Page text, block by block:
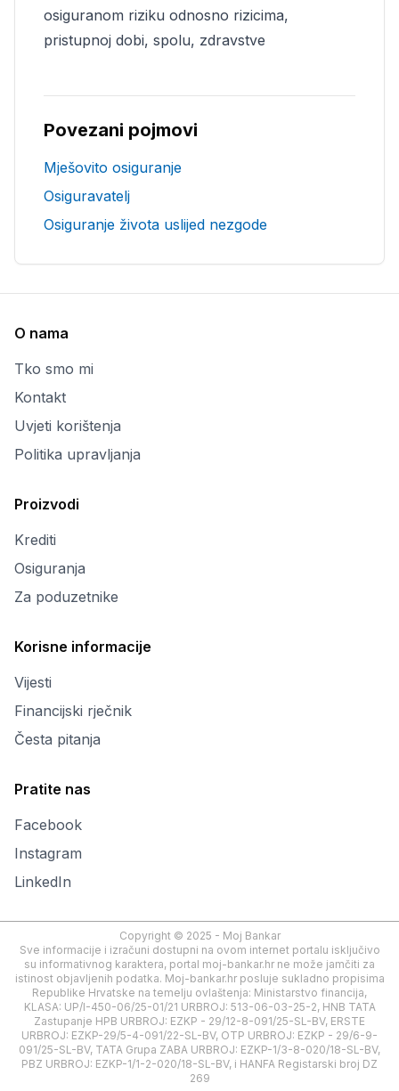
osiguranom riziku odnosno rizicima,
pristupnoj dobi, spolu, zdravstve
Povezani pojmovi
Mješovito osiguranje
Osiguravatelj
Osiguranje života uslijed nezgode
O nama
Tko smo mi
Kontakt
Uvjeti korištenja
Politika upravljanja
Proizvodi
Krediti
Osiguranja
Za poduzetnike
Korisne informacije
Vijesti
Financijski rječnik
Česta pitanja
Pratite nas
Facebook
Instagram
LinkedIn
Copyright © 2025 - Moj Bankar
Sve informacije i izračuni dostupni na ovom internet portalu isključivo
su informativnog karaktera, portal moj-bankar.hr ne može jamčiti za
istinost objavljenih podatka. Moj-bankar.hr posluje sukladno propisima
Republike Hrvatske na temelju ovlaštenja: Ministarstvo financija,
KLASA: UP/I-450-06/25-01/21 URBROJ: 513-06-03-25-2, HNB TATA
Zastupanje HPB URBROJ: EZKP - 29/12-8-091/25-SL-BV, ERSTE
URBROJ: EZKP-29/5-4-091/22-SL-BV, OTP URBROJ: EZKP - 29/6-9-
091/25-SL-BV, TATA Grupa ZABA URBROJ: EZKP-1/3-8-020/18-SL-BV,
PBZ URBROJ: EZKP-1/1-2-020/18-SL-BV, i HANFA Registarski broj DZ
269